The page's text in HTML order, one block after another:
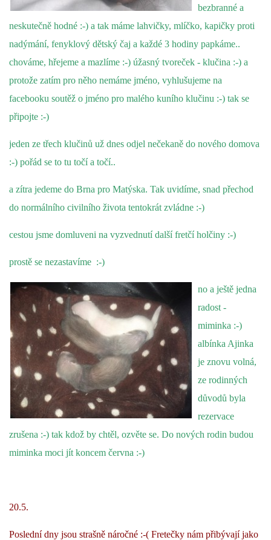
bezbranné a
neskutečně hodné :-) a tak máme lahvičky, mlíčko, kapičky proti
nadýmání, fenyklový dětský čaj a každé 3 hodiny papkáme..
chováme, hřejeme a mazlíme :-) úžasný tvoreček - klučina :-) a
protože zatím pro něho nemáme jméno, vyhlušujeme na
facebooku soutěž o jméno pro malého kuního klučinu :-) tak se
připojte :-)
jeden ze třech klučinů už dnes odjel nečekaně do nového domova
:-) pořád se to tu točí a točí..
a zítra jedeme do Brna pro Matýska. Tak uvidíme, snad přechod
do normálního civilního života tentokrát zvládne :-)
cestou jsme domluveni na vyzvednutí další fretčí holčiny :-)
prostě se nezastavíme :-)
no a ještě jedna
radost -
miminka :-)
albínka Ajinka
je znovu volná,
ze rodinných
důvodů byla
rezervace
zrušena :-) tak kdož by chtěl, ozvěte se. Do nových rodin budou
miminka moci jít koncem června :-)
20.5.
Poslední dny jsou strašně náročné :-( Fretečky nám přibývají jako